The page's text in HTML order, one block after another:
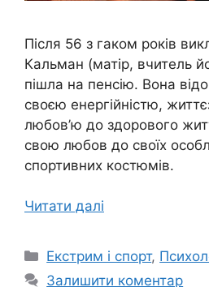
Після 56 з гаком років
Кальман (матір, вчитель
пішла на пенсію. Вона
своєю енергійністю,
любов’ю до здорового
свою любов до своїх
спортивних костюмів.
Читати далі
Категорії
Екстрим і спорт,
Залишити коментар